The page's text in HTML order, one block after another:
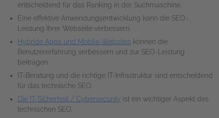
entscheidend für das Ranking in der Suchmaschine.
Eine effektive Anwendungsentwicklung kann die SEO-
Leistung Ihrer Webseite verbessern.
Hybride Apps und Mobile-Websites können die
Benutzererfahrung verbessern und zur SEO-Leistung
beitragen.
IT-Beratung und die richtige IT-Infrastruktur sind entscheidend
für das technische SEO.
Die IT-Sicherheit / Cybersecurity ist ein wichtiger Aspekt des
technischen SEO.